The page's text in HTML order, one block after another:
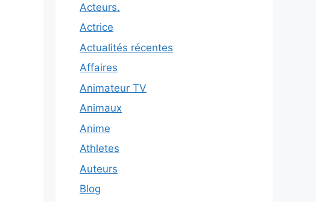
Acteurs.
Actrice
Actualités récentes
Affaires
Animateur TV
Animaux
Anime
Athletes
Auteurs
Blog